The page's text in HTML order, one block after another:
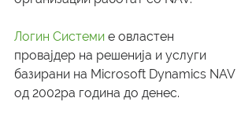
Логин Системи е овластен
провајдер на решенија и услуги
базирани на Microsoft Dynamics NAV
од 2002ра година до денес.